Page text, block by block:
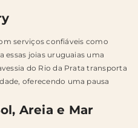
serviços confiáveis ​​como
essas joias uruguaias uma
do Rio da Prata transporta
oferecendo uma pausa
Areia e Mar